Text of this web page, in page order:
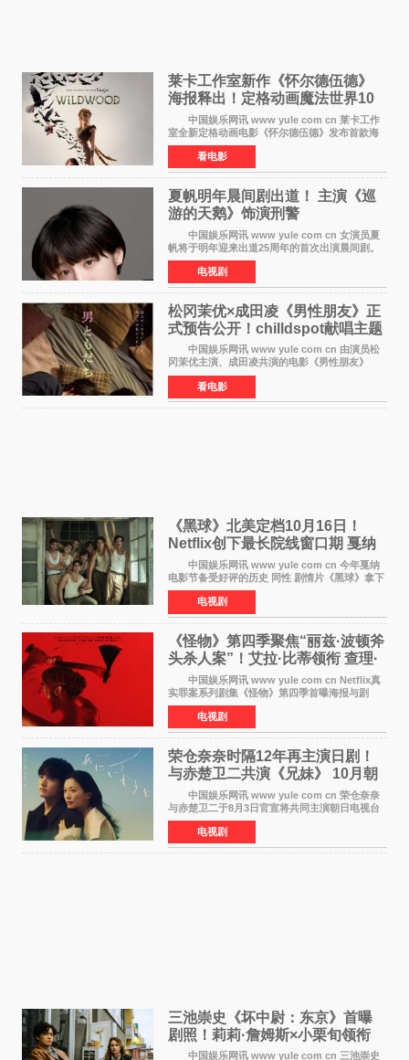
莱卡工作室新作《怀尔德伍德》
海报释出！定格动画魔法世界10
月开启
中国娱乐网讯 www yule com cn 莱卡工作
室全新定格动画电影《怀尔德伍德》发布首款海
报，女孩为找回弟弟走入黑暗、宏大的林中魔法
世界，一场关于勇气与亲情的奇幻冒险即将展
开。 本片由特
看电影
夏帆明年晨间剧出道！ 主演《巡
游的天鹅》饰演刑警
中国娱乐网讯 www yule com cn 女演员夏
帆将于明年迎来出道25周年的首次出演晨间剧。
NHK于8月4日宣布她将出演明年（2027年度）上
半期的晨间剧《巡游的天鹅》，饰演与女主角森
田望智饰演的生
电视剧
松冈茉优×成田凌《男性朋友》正
式预告公开！chilldspot献唱主题
中国娱乐网讯 www yule com cn 由演员松
冈茉优主演、成田凌共演的电影《男性朋友》
（三岛有纪子执导，11月6日上映）于8月5日公开
正式视觉图与正式预告片。同时，三人乐队
chilldspot为该片创
看电影
《黑球》北美定档10月16日！
Netflix创下最长院线窗口期 戛纳
最佳导演加持
中国娱乐网讯 www yule com cn 今年戛纳
电影节备受好评的历史 同性 剧情片《黑球》拿下
Netflix美国发行电影的最长院线放映期——该片
最新定档今年10月16日美国影院上映（此前定档
11月6日，如
电视剧
《怪物》第四季聚焦“丽兹·波顿斧
头杀人案”！艾拉·比蒂领衔 查理·
汉纳姆、莎拉·保
中国娱乐网讯 www yule com cn Netflix真
实罪案系列剧集《怪物》第四季首曝海报与剧
照，聚焦鹅妈妈童谣亦有记载的著名血腥杀人案
——丽兹·波顿砍死生父与继母案。 本季由艾
拉·比蒂饰
电视剧
荣仓奈奈时隔12年再主演日剧！
与赤楚卫二共演《兄妹》 10月朝
日新档开播
中国娱乐网讯 www yule com cn 荣仓奈奈
与赤楚卫二于8月3日官宣将共同主演朝日电视台
日剧《兄妹》（10月开播，每周六晚10点播
出）。这也是荣仓奈奈继TBS剧集《为了N》之
后，暌违12年再度担
电视剧
三池崇史《坏中尉：东京》首曝
剧照！莉莉·詹姆斯×小栗旬领衔
黑色惊悚再升级
中国娱乐网讯 www yule com cn 三池崇史